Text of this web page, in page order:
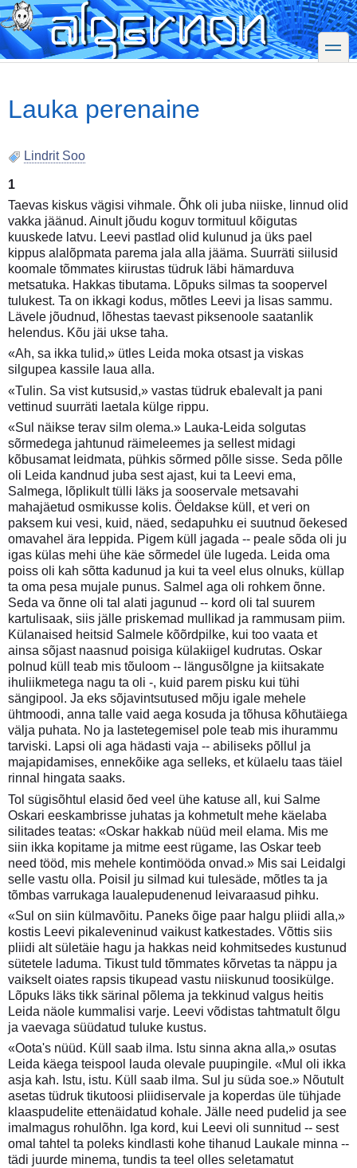
Skip
to
main
content
toggle
Lauka perenaine
Lindrit Soo
1
Taevas kiskus vägisi vihmale. Õhk oli juba niiske, linnud olid
vakka jäänud. Ainult jõudu koguv tormituul kõigutas
kuuskede latvu. Leevi pastlad olid kulunud ja üks pael
kippus alalõpmata parema jala alla jääma. Suurräti siilusid
koomale tõmmates kiirustas tüdruk läbi hämarduva
metsatuka. Hakkas tibutama. Lõpuks silmas ta soopervel
tulukest. Ta on ikkagi kodus, mõtles Leevi ja lisas sammu.
Lävele jõudnud, lõhestas taevast piksenoole saatanlik
helendus. Kõu jäi ukse taha.
«Ah, sa ikka tulid,» ütles Leida moka otsast ja viskas
silgupea kassile laua alla.
«Tulin. Sa vist kutsusid,» vastas tüdruk ebalevalt ja pani
vettinud suurräti laetala külge rippu.
«Sul näikse terav silm olema.» Lauka-Leida solgutas
sõrmedega jahtunud räimeleemes ja sellest midagi
kõbusamat leidmata, pühkis sõrmed põlle sisse. Seda põlle
oli Leida kandnud juba sest ajast, kui ta Leevi ema,
Salmega, lõplikult tülli läks ja sooservale metsavahi
mahajäetud osmikusse kolis. Öeldakse küll, et veri on
paksem kui vesi, kuid, näed, sedapuhku ei suutnud õekesed
omavahel ära leppida. Pigem küll jagada -- peale sõda oli ju
igas külas mehi ühe käe sõrmedel üle lugeda. Leida oma
poiss oli kah sõtta kadunud ja kui ta veel elus olnuks, küllap
ta oma pesa mujale punus. Salmel aga oli rohkem õnne.
Seda va õnne oli tal alati jagunud -- kord oli tal suurem
kartulisaak, siis jälle priskemad mullikad ja rammusam piim.
Külanaised heitsid Salmele kõõrdpilke, kui too vaata et
ainsa sõjast naasnud poisiga külakiigel kudrutas. Oskar
polnud küll teab mis tõuloom -- längusõlgne ja kiitsakate
ihuliikmetega nagu ta oli -, kuid parem pisku kui tühi
sängipool. Ja eks sõjavintsutused mõju igale mehele
ühtmoodi, anna talle vaid aega kosuda ja tõhusa kõhutäiega
välja puhata. No ja lastetegemisel pole teab mis ihurammu
tarviski. Lapsi oli aga hädasti vaja -- abiliseks põllul ja
majapidamises, ennekõike aga selleks, et külaelu taas täiel
rinnal hingata saaks.
Tol sügisõhtul elasid õed veel ühe katuse all, kui Salme
Oskari eeskambrisse juhatas ja kohmetult mehe käelaba
silitades teatas: «Oskar hakkab nüüd meil elama. Mis me
siin ikka kopitame ja mitme eest rügame, las Oskar teeb
need tööd, mis mehele kontimööda onvad.» Mis sai Leidalgi
selle vastu olla. Poisil ju silmad kui tulesäde, mõtles ta ja
tõmbas varrukaga laualepudenenud leivaraasud pihku.
«Sul on siin külmavõitu. Paneks õige paar halgu pliidi alla,»
kostis Leevi pikaleveninud vaikust katkestades. Võttis siis
pliidi alt sületäie hagu ja hakkas neid kohmitsedes kustunud
sütetele laduma. Tikust tuld tõmmates kõrvetas ta näppu ja
vaikselt oiates rapsis tikupead vastu niiskunud toosikülge.
Lõpuks läks tikk särinal põlema ja tekkinud valgus heitis
Leida näole kummalisi varje. Leevi võdistas tahtmatult õlgu
ja vaevaga süüdatud tuluke kustus.
«Oota's nüüd. Küll saab ilma. Istu sinna akna alla,» osutas
Leida käega teispool lauda olevale puupingile. «Mul oli ikka
asja kah. Istu, istu. Küll saab ilma. Sul ju süda soe.» Nõutult
asetas tüdruk tikutoosi pliidiservale ja koperdas üle tühjade
klaaspudelite ettenäidatud kohale. Jälle need pudelid ja see
imalmagus rohulõhn. Iga kord, kui Leevi oli sunnitud -- sest
omal tahtel ta poleks kindlasti kohe tihanud Laukale minna --
tädi juurde minema, tundis ta teel olles seletamatut